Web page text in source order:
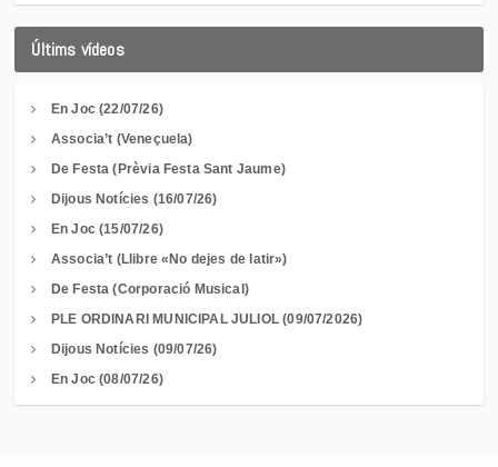
Últims vídeos
En Joc (22/07/26)
Associa’t (Veneçuela)
De Festa (Prèvia Festa Sant Jaume)
Dijous Notícies (16/07/26)
En Joc (15/07/26)
Associa’t (Llibre «No dejes de latir»)
De Festa (Corporació Musical)
PLE ORDINARI MUNICIPAL JULIOL (09/07/2026)
Dijous Notícies (09/07/26)
En Joc (08/07/26)